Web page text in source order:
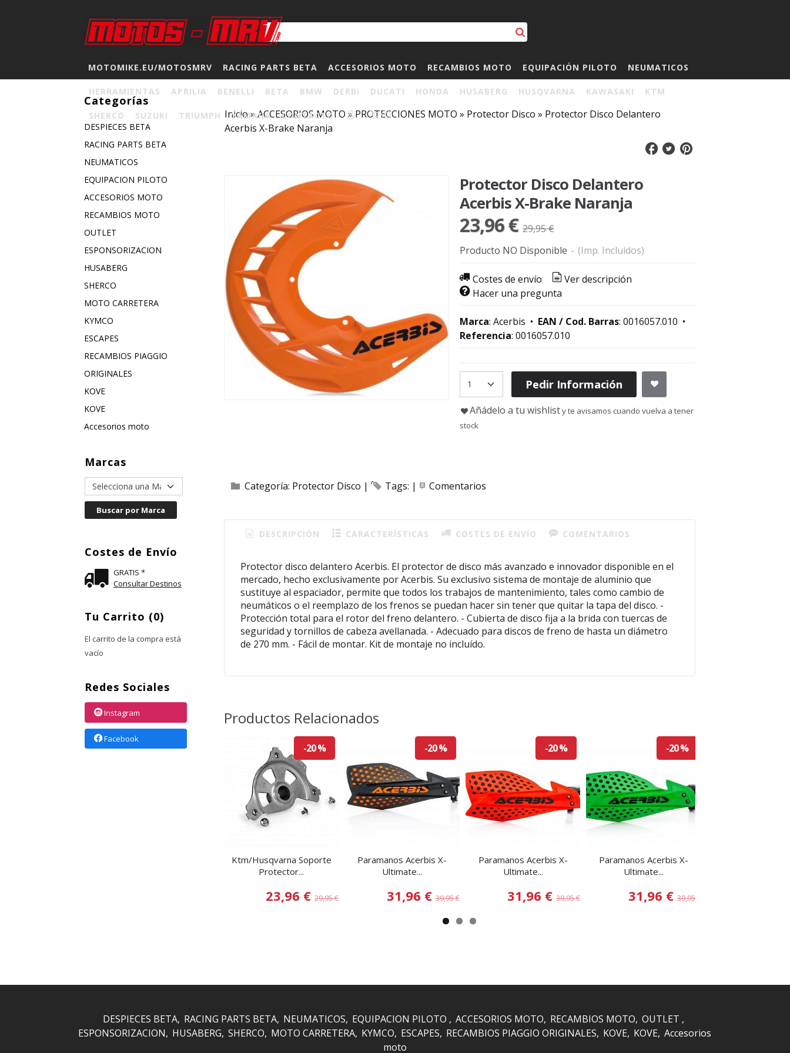
MOTOMIKE.EU/MOTOSMRV RACING PARTS BETA ACCESORIOS MOTO RECAMBIOS MOTO EQUIPACIÓN PILOTO NEUMATICOS
HERRAMIENTAS APRILIA BENELLI BETA BMW DERBI DUCATI HONDA HUSABERG HUSQVARNA KAWASAKI KTM
SHERCO SUZUKI TRIUMPH YAMAHA CONTACTO 0
Categorías
DESPIECES BETA
RACING PARTS BETA
NEUMATICOS
EQUIPACION PILOTO
ACCESORIOS MOTO
RECAMBIOS MOTO
OUTLET
ESPONSORIZACION
HUSABERG
SHERCO
MOTO CARRETERA
KYMCO
ESCAPES
RECAMBIOS PIAGGIO
ORIGINALES
KOVE
KOVE
Accesorios moto
Marcas
Costes de Envío
GRATIS *
Consultar Destinos
Tu Carrito (0)
El carrito de la compra está
vacío
Redes Sociales
Instagram
Facebook
Inicio»ACCESORIOS MOTO»PROTECCIONES MOTO » Protector Disco » Protector Disco Delantero
Acerbis X-Brake Naranja
Protector Disco Delantero
Acerbis X-Brake Naranja
23,96 € 29,95 €
Producto NO Disponible - (Imp. Incluidos)
Costes de envío
Ver descripción
Hacer una pregunta
Marca: Acerbis • EAN / Cod. Barras: 0016057.010 •
Referencia: 0016057.010
Pedir Información
Añádelo a tu wishlisty te avisamos cuando vuelva a tener
stock
Categoría: Protector Disco | Tags: | Comentarios
DESCRIPCIÓN CARACTERÍSTICAS COSTES DE ENVÍO COMENTARIOS
Protector disco delantero Acerbis. El protector de disco más avanzado e innovador disponible en el
mercado, hecho exclusivamente por Acerbis. Su exclusivo sistema de montaje de aluminio que
sustituye al espaciador, permite que todos los trabajos de mantenimiento, tales como cambio de
neumáticos o el reemplazo de los frenos se puedan hacer sin tener que quitar la tapa del disco. -
Protección total para el rotor del freno delantero. - Cubierta de disco fija a la brida con tuercas de
seguridad y tornillos de cabeza avellanada. - Adecuado para discos de freno de hasta un diámetro
de 270 mm. - Fácil de montar. Kit de montaje no incluído.
Productos Relacionados
-20 %
Ktm/Husqvarna Soporte
Protector...
23,96 €29,95 €
-20 %
Paramanos Acerbis X-
Ultimate...
31,96 € 39,95 €
-20 %
Paramanos Acerbis X-
Ultimate...
31,96 €39,95 €
-20 %
Paramanos Acerbis X-
Ultimate...
31,96 € 39,95 €
DESPIECES BETA RACING PARTS BETA NEUMATICOS EQUIPACION PILOTO ACCESORIOS MOTO RECAMBIOS MOTO OUTLET
ESPONSORIZACION
HUSABERG SHERCO MOTO CARRETERA KYMCO ESCAPES RECAMBIOS PIAGGIO ORIGINALES KOVE KOVE Accesorios
moto